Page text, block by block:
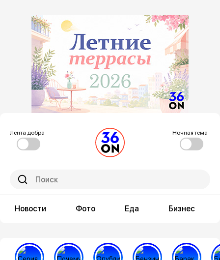
Лента добра Ночная тема
Новости Фото Еда Бизнес